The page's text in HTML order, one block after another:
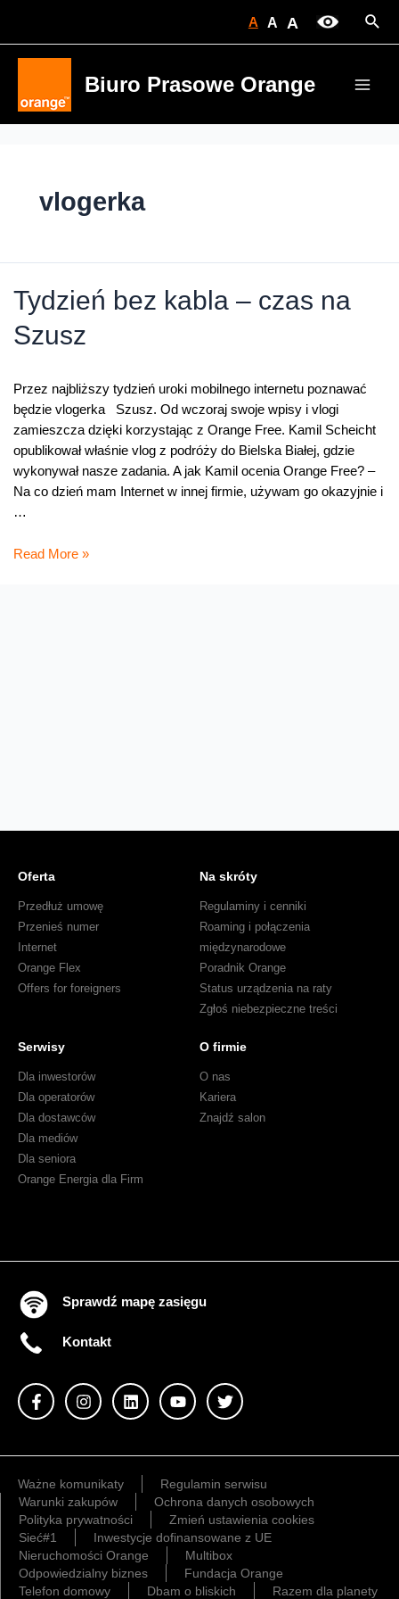
A A A
Biuro Prasowe Orange
vlogerka
Tydzień bez kabla – czas na
Szusz
Przez najbliższy tydzień uroki mobilnego internetu poznawać
będzie vlogerka Szusz. Od wczoraj swoje wpisy i vlogi
zamieszcza dzięki korzystając z Orange Free. Kamil Scheicht
opublikował właśnie vlog z podróży do Bielska Białej, gdzie
wykonywał nasze zadania. A jak Kamil ocenia Orange Free? –
Na co dzień mam Internet w innej firmie, używam go okazyjnie i
…
Tydzień
Read More »
Oferta
Przedłuż umowę
Przenieś numer
Internet
Orange Flex
Offers for foreigners
Na skróty
Regulaminy i cenniki
Roaming i połączenia
międzynarodowe
Poradnik Orange
Status urządzenia na raty
Zgłoś niebezpieczne treści
Serwisy
Dla inwestorów
Dla operatorów
Dla dostawców
Dla mediów
Dla seniora
Orange Energia dla Firm
O firmie
O nas
Kariera
Znajdź salon
Sprawdź mapę zasięgu
Kontakt
Ważne komunikaty
Regulamin serwisu
Warunki zakupów
Ochrona danych osobowych
Polityka prywatności
Zmień ustawienia cookies
Sieć#1
Inwestycje dofinansowane z UE
Nieruchomości Orange
Multibox
Odpowiedzialny biznes
Fundacja Orange
Telefon domowy
Dbam o bliskich Razem dla planety